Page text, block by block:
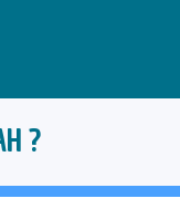
?